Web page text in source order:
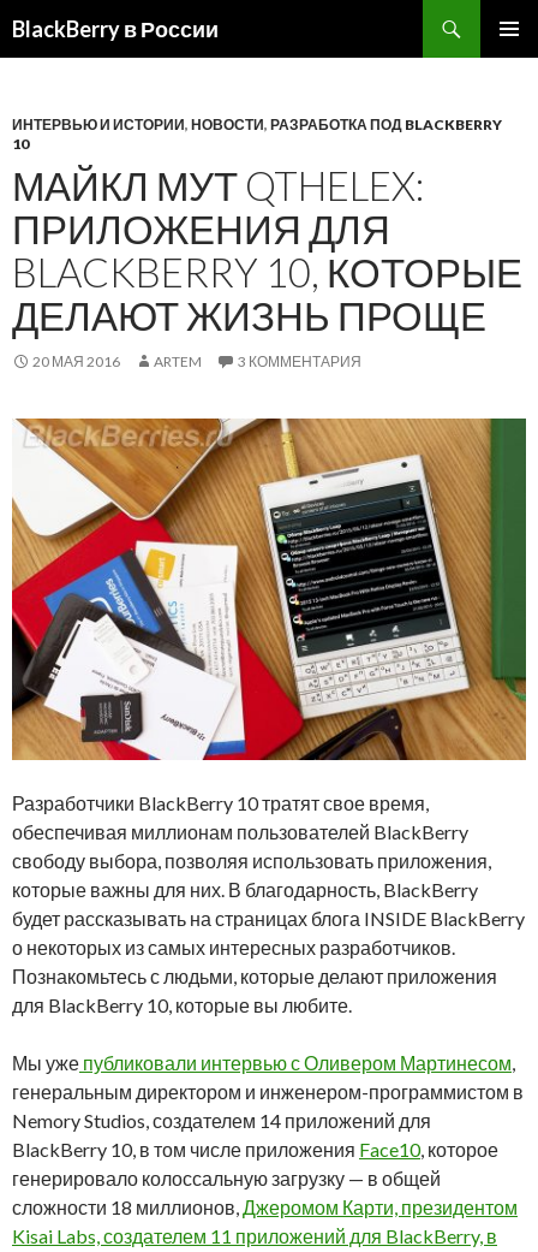
BlackBerry в России
ИНТЕРВЬЮ И ИСТОРИИ, НОВОСТИ, РАЗРАБОТКА ПОД BLACKBERRY
10
МАЙКЛ МУТ QTHELEX:
ПРИЛОЖЕНИЯ ДЛЯ
BLACKBERRY 10, КОТОРЫЕ
ДЕЛАЮТ ЖИЗНЬ ПРОЩЕ
20 МАЯ 2016 ARTEM 3 КОММЕНТАРИЯ
Разработчики BlackBerry 10 тратят свое время,
обеспечивая миллионам пользователей BlackBerry
свободу выбора, позволяя использовать приложения,
которые важны для них. В благодарность, BlackBerry
будет рассказывать на страницах блога INSIDE BlackBerry
о некоторых из самых интересных разработчиков.
Познакомьтесь с людьми, которые делают приложения
для BlackBerry 10, которые вы любите.
Мы уже публиковали интервью с Оливером Мартинесом,
генеральным директором и инженером-программистом в
Nemory Studios, создателем 14 приложений для
BlackBerry 10, в том числе приложения Face10, которое
генерировало колоссальную загрузку — в общей
сложности 18 миллионов,Джеромом Карти, президентом
Kisai Labs, создателем 11 приложений для BlackBerry, в